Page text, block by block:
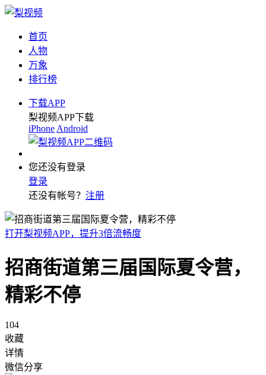
首页
人物
万象
排行榜
下载APP
梨视频APP下载
iPhone Android
您还没有登录
登录
还没有帐号？ 注册
打开梨视频APP，提升3倍流畅度
招商街道第三届国际夏令营，
精彩不停
104
收藏
详情
微信分享